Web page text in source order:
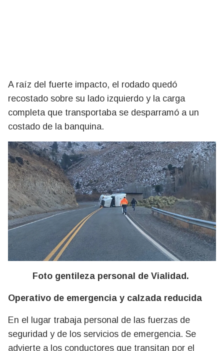
A raíz del fuerte impacto, el rodado quedó
recostado sobre su lado izquierdo y la carga
completa que transportaba se desparramó a un
costado de la banquina.
Foto gentileza personal de Vialidad.
Operativo de emergencia y calzada reducida
En el lugar trabaja personal de las fuerzas de
seguridad y de los servicios de emergencia. Se
advierte a los conductores que transitan por el